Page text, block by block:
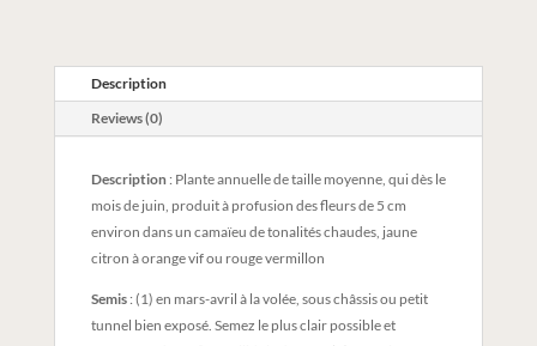
Description
Reviews (0)
Description: Plante annuelle de taille moyenne, qui dès le
mois de juin, produit à profusion des fleurs de 5 cm
environ dans un camaïeu de tonalités chaudes, jaune
citron à orange vif ou rouge vermillon
Semis: (1) en mars-avril à la volée, sous châssis ou petit
tunnel bien exposé. Semez le plus clair possible et